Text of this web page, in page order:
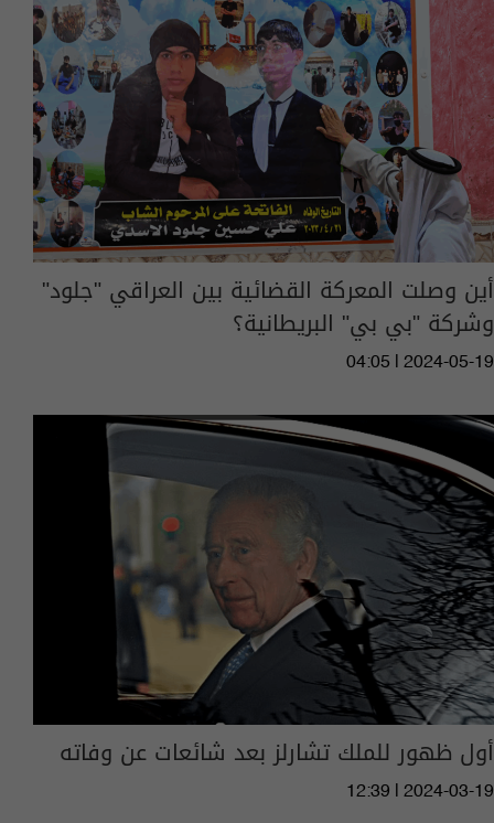
أين وصلت المعركة القضائية بين العراقي "جلود"
وشركة "بي بي" البريطانية؟
04:05 | 2024-05-19
أول ظهور للملك تشارلز بعد شائعات عن وفاته
12:39 | 2024-03-19